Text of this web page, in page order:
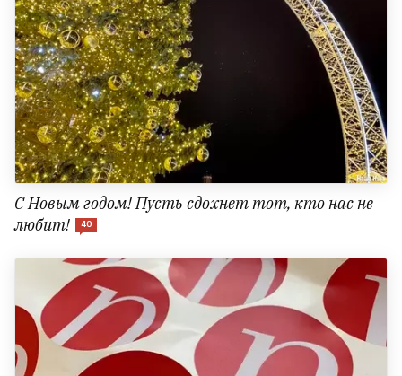
С Новым годом! Пусть сдохнет тот, кто нас не
любит!
40